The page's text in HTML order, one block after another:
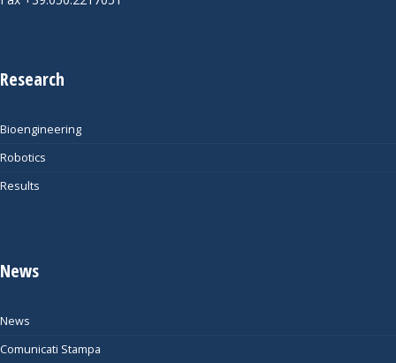
Research
Bioengineering
Robotics
Results
News
News
Comunicati Stampa